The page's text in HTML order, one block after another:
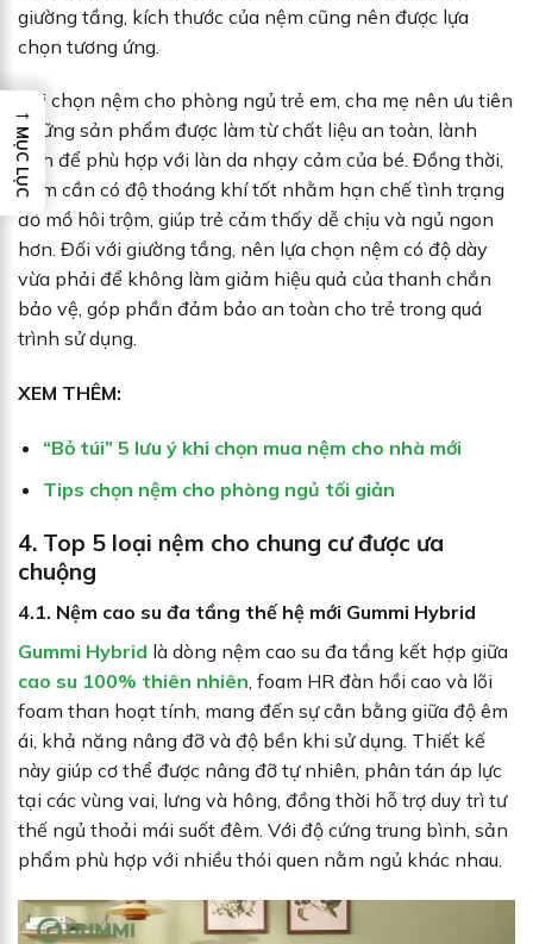
giường tầng, kích thước của nệm cũng nên được lựa
chọn tương ứng.
Khi chọn nệm cho phòng ngủ trẻ em, cha mẹ nên ưu tiên
những sản phẩm được làm từ chất liệu an toàn, lành
tính để phù hợp với làn da nhạy cảm của bé. Đồng thời,
nệm cần có độ thoáng khí tốt nhằm hạn chế tình trạng
đổ mồ hôi trộm, giúp trẻ cảm thấy dễ chịu và ngủ ngon
hơn. Đối với giường tầng, nên lựa chọn nệm có độ dày
vừa phải để không làm giảm hiệu quả của thanh chắn
bảo vệ, góp phần đảm bảo an toàn cho trẻ trong quá
trình sử dụng.
XEM THÊM:
“Bỏ túi” 5 lưu ý khi chọn mua nệm cho nhà mới
Tips chọn nệm cho phòng ngủ tối giản
4. Top 5 loại nệm cho chung cư được ưa
chuộng
4.1. Nệm cao su đa tầng thế hệ mới Gummi Hybrid
Gummi Hybrid là dòng nệm cao su đa tầng kết hợp giữa
cao su 100% thiên nhiên, foam HR đàn hồi cao và lõi
foam than hoạt tính, mang đến sự cân bằng giữa độ êm
ái, khả năng nâng đỡ và độ bền khi sử dụng. Thiết kế
này giúp cơ thể được nâng đỡ tự nhiên, phân tán áp lực
tại các vùng vai, lưng và hông, đồng thời hỗ trợ duy trì tư
thế ngủ thoải mái suốt đêm. Với độ cứng trung bình, sản
phẩm phù hợp với nhiều thói quen nằm ngủ khác nhau.
→
MỤC LỤC